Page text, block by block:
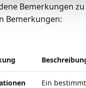
Bemerkungen
Bemerkungen:
Ein